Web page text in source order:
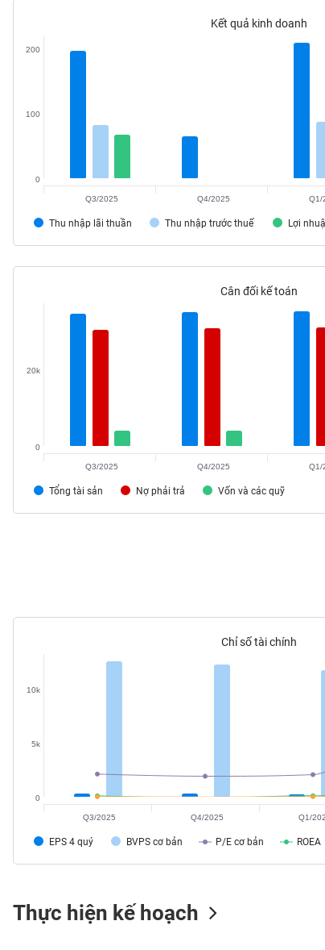
Kết quả kinh doanh
Thu nhập lãi thuần Thu nhập trước thuế Lợi
0
100
200
Q3/2025 Q4/2025 Q1/
Cân đối kế toán
Tổng tài sản Nợ phải trả Vốn và các quỹ
0
20k
Q3/2025 Q4/2025 Q1/
Chỉ số tài chính
EPS 4 quý BVPS cơ bản P/E cơ bản ROEA
0
5k
10k
Q3/2025 Q4/2025 Q1/
Thực hiện kế hoạch
NGHIỆP
TIÊU
YẾU
TIÊU
THIẾT
SỨC
CÔNG
THÔNG
TIN